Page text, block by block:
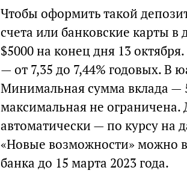
Чтобы оформить такой
счета или банковские карты
$5000 на конец дня 13
— от 7,35 до 7,44% годовых. В
Минимальная сумма вклада —
максимальная не
автоматически — по курсу на
«Новые возможности» можно
банка до 15 марта 2023 года.